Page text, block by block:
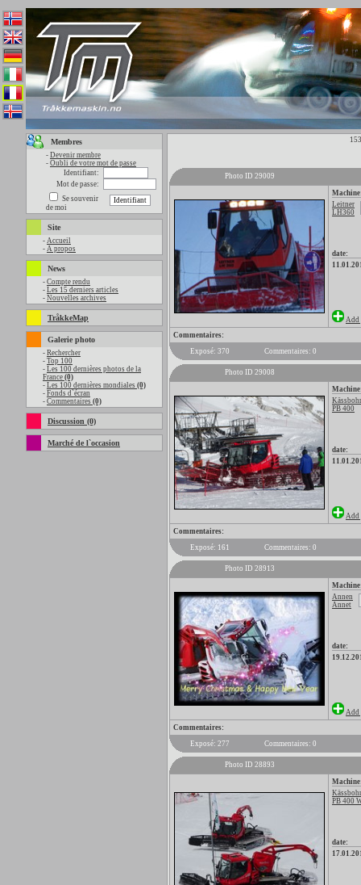
Membres
- Devenir membre
- Oubli de votre mot de passe
Identifiant:
Mot de passe:
Se souvenir
de moi
Site
- Accueil
- A propos
News
- Compte rendu
- Les 15 derniers articles
- Nouvelles archives
TråkkeMap
Galerie photo
- Rechercher
- Top 100
- Les 100 dernières photos de la
France (0)
- Les 100 dernières mondiales (0)
- Fonds d`écran
- Commentaires (0)
Discussion (0)
Marché de l`occasion
Photo ID 29009
Leitner
LH360
date:
Add
Commentaires:
Exposé: 370
Commentaires: 0
Photo ID 29008
PB 400
date:
Add
Commentaires:
Exposé: 161
Commentaires: 0
Photo ID 28913
Annen
Annet
date:
Add
Commentaires:
Exposé: 277
Commentaires: 0
Photo ID 28893
PB 400
date: